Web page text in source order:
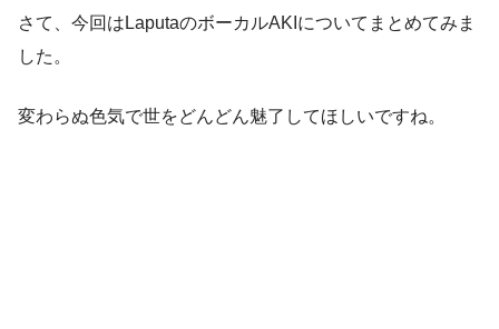
さて、今回はLaputaのボーカルAKIについてまとめてみま
した。
変わらぬ色気で世をどんどん魅了してほしいですね。